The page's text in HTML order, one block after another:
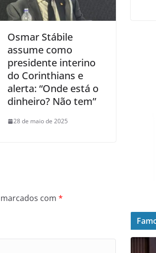
Osmar Stábile
assume como
presidente interino
do Corinthians e
alerta: “Onde está o
dinheiro? Não tem”
28 de maio de 2025
com *